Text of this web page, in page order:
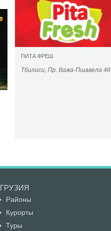
ПИТА ФРЕШ
Тбилиси, Пр. Важа-Пшавела 46
ГРУЗИЯ
Районы
Курорты
Туры